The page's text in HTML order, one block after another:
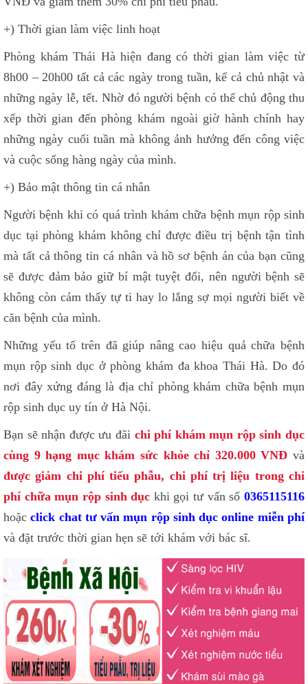
+) Thời gian làm việc linh hoạt
Phòng khám Thái Hà hiện đang có thời gian làm việc từ
8h00 – 20h00 tất cả các ngày trong tuần, kể cả chủ nhật và
những ngày lễ, tết. Nhờ đó người bệnh có thể chủ động thu
xếp thời gian đến phòng khám ngoài giờ hành chính hay
những ngày cuối tuần mà không ảnh hưởng đến công việc
và cuộc sống hàng ngày của mình.
+) Bảo mật thông tin cá nhân
Người bệnh khi có quá trình khám chữa bệnh mụn rộp sinh
dục tại phòng khám không chỉ được điều trị bệnh tận tình
mà tất cả thông tin cá nhân và hồ sơ bệnh án của bạn cũng
sẽ được đảm bảo giữ bí mật tuyệt đối, nên người bệnh sẽ
không còn cảm thấy tự ti hay lo lắng sợ mọi người biết về
căn bệnh của mình.
Những yếu tố trên đã giúp nâng cao hiệu quả chữa bệnh
mụn rộp sinh dục ở phòng khám đa khoa Thái Hà. Do đó
nơi đây xứng đáng là địa chỉ phòng khám chữa bệnh mụn
rộp sinh dục uy tín ở Hà Nội.
Bạn sẽ nhận được ưu đãi chi phí khám mụn rộp sinh dục
cùng 9 hạng mục khám sức khỏe chỉ 320.000 VNĐ và
được giảm chi phí tiểu phẫu, chi phí trị liệu trong chi
phí chữa mụn rộp sinh dục khi gọi tư vấn số0365115116
hoặcclick chat tư vấn mụn rộp sinh dục online miễn phí
và đặt trước thời gian hẹn sẽ tới khám với bác sĩ.